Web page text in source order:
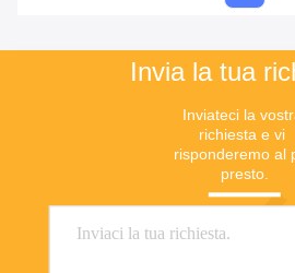
Invia la tua
Inviateci la
richiesta e vi
risponderemo al
presto.